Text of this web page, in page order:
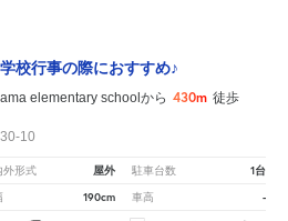
校行事の際におすすめ♪
elementary schoolから 430m 徒歩
10
外形式 屋外 駐車台数 1台
190cm 車高 -